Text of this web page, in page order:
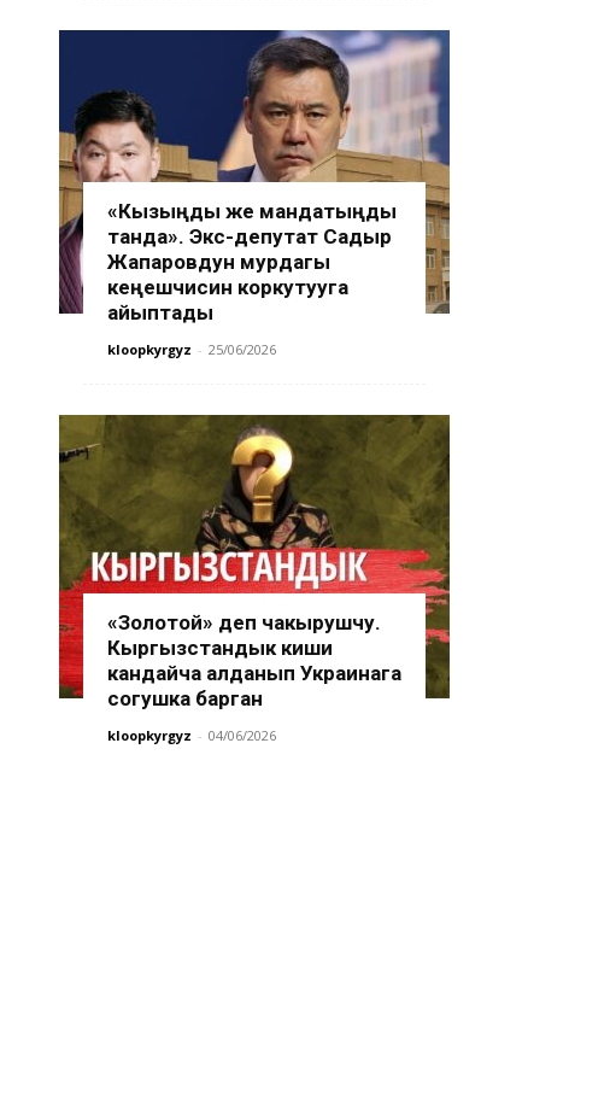
«Кызыңды же мандатыңды
танда». Экс-депутат Садыр
Жапаровдун мурдагы
кеңешчисин коркутууга
айыптады
kloopkyrgyz - 25/06/2026
«Золотой» деп чакырушчу.
Кыргызстандык киши
кандайча алданып Украинага
согушка барган
kloopkyrgyz - 04/06/2026